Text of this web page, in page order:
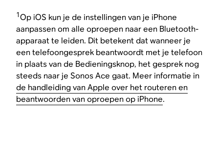
1Op iOS kun je de instellingen van je iPhone
aanpassen om alle oproepen naar een Bluetooth-
apparaat te leiden. Dit betekent dat wanneer je
een telefoongesprek beantwoordt met je telefoon
in plaats van de Bedieningsknop, het gesprek nog
steeds naar je Sonos Ace gaat. Meer informatie in
de handleiding van Apple over het routeren en
beantwoorden van oproepen op iPhone.